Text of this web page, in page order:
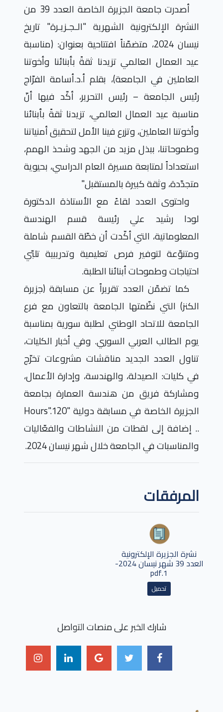
أصدرت جامعة الجزيرة الخاصة العدد 39 من
النشرة الإلكترونية الشهرية "الـجـزيـرة" تاريخ
نيسان 2024، متضمّناً افتتاحية بعنوان: (مناسبة
عيد العمال العالمي تزيدنا ثقةً بأبنائنا وأخوتنا
العاملين في الجامعة)، بقلم أ.د.أسامة الفرّاج
رئيس الجامعة – رئيس التحرير، أكّد فيها أنّ
مناسبة عيد العمال العالمي، تزيدنا ثقةً بأبنائنا
وأخوتنا العاملين، وتزرع فينا الأمل لتحقيق أمنياتنا
وطموحاتنا، ببذل مزيد من الجهد وشحذ الهمم،
استعداداً لمتابعة مسيرة العام الدراسي، بحيوية
متجدّدة، وثقة كبيرة بالمستقبل"
واحتوى العدد لقاءً مع الأستاذة الدكتورة
لودا رشيد علي رئيسة قسم الهندسة
المعلوماتية، التي أكّدت أن خطّة القسم شاملة
ومتنوّعة لتوفير فرص تعليمية وتدريبية تلبّي
احتياجات وطموحات أبنائنا الطلبة.
كما تضمّن العدد تقريراً عن مسابقة (جزيرة
الكنز) التي نظّمتها الجامعة بالتعاون مع فرع
الجامعة للاتحاد الوطني لطلبة سورية بمناسبة
يوم الطالب العربي السوري. وفي أخبار الكليات،
تناول العدد الجديد مناقشات مشروعات تخرّج
في كليات: الصيدلة، والهندسة، وإدارة الأعمال،
ومشاركة فريق من هندسة العمارة بجامعة
الجزيرة الخاصة في مسابقة دولية "120
Hours".
.. إضافة إلى لقطات من النشاطات والفعّاليات
والمناسبات في الجامعة خلال شهر نيسان 2024.
المرفقات
نشرة الجزيرة الإلكترونية
العدد 39 شهر نيسان 2024-
1.pdf
تحميل
شارك الخبر على منصات التواصل